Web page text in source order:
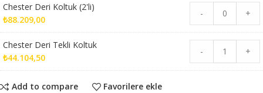
Chester Deri Koltuk (2'li)
₺88.209,00
- +
Chester Deri Tekli Koltuk
₺44.104,50
- +
Add to compare Favorilere ekle